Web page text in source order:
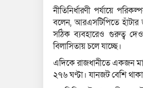
নীতিনির্ধারণী পর্যায়ে
বলেন, আরএসটিপিতে হাঁটার
সঠিক ব্যবহারেও গুরুত্ব
বিলাসিতায় চলে যাচ্ছে।
এদিকে রাজধানীতে একজন
২৭৬ ঘণ্টা। যানজট বেশি